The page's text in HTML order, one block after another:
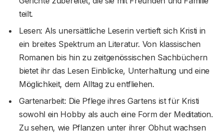
teilt.
Lesen: Als unersättliche Leserin vertieft sich Kristi in
ein breites Spektrum an Literatur. Von klassischen
Romanen bis hin zu zeitgenössischen Sachbüchern
bietet ihr das Lesen Einblicke, Unterhaltung und eine
Möglichkeit, dem Alltag zu entfliehen.
Gartenarbeit: Die Pflege ihres Gartens ist für Kristi
sowohl ein Hobby als auch eine Form der Meditation.
Zu sehen, wie Pflanzen unter ihrer Obhut wachsen